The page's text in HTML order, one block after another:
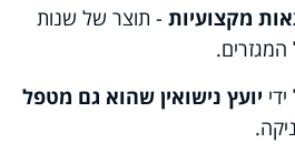
מקצועיות - תוצר של שנות
המגזרים.
יועץ נישואין שהוא גם מטפל